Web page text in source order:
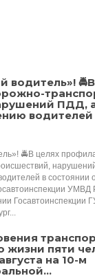
водитель»!
ПДД,
водителей
🚔В целях
в состоянии
УМВД
Госавтоинспекции
жизни пяти
на 10-м